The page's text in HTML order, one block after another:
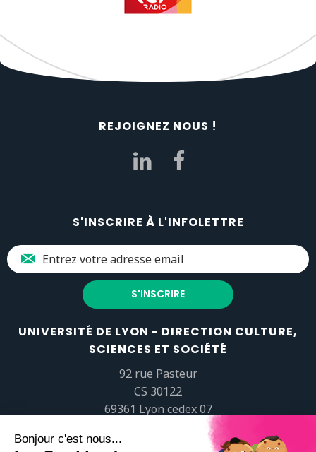
REJOIGNEZ NOUS !
S'INSCRIRE À L'INFOLETTRE
UNIVERSITÉ DE LYON - DIRECTION CULTURE,
SCIENCES ET SOCIÉTÉ
92 rue Pasteur
CS 30122
69361 Lyon cedex 07
popsciences@universite-lyon.fr
Tél.+33 (0)4 37 37 82 01